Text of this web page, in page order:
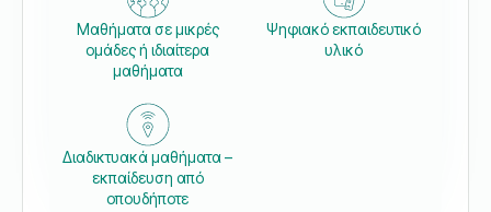
Μαθήματα σε μικρές
ομάδες ή ιδιαίτερα
μαθήματα
Ψηφιακό εκπαιδευτικό
υλικό
Διαδικτυακά μαθήματα –
εκπαίδευση από
οπουδήποτε